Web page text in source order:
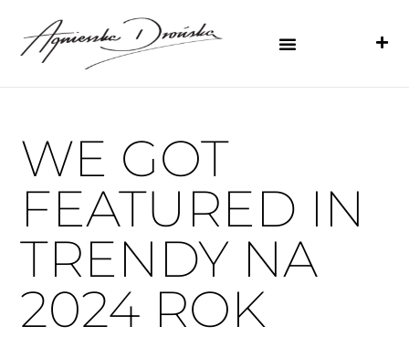
WE GOT
FEATURED IN
TRENDY NA
2024 ROK